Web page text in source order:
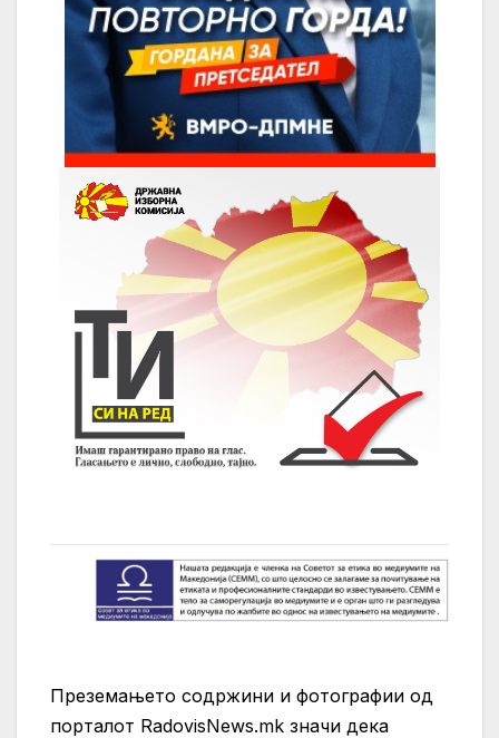
Преземањето содржини и фотографии од
порталот RadovisNews.mk значи дека